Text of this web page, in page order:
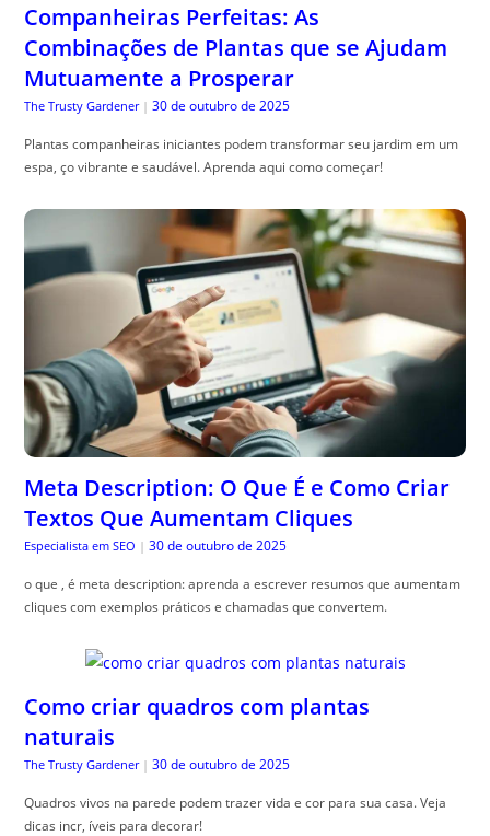
Companheiras Perfeitas: As
Combinações de Plantas que se Ajudam
Mutuamente a Prosperar
The Trusty Gardener | 30 de outubro de 2025
Plantas companheiras iniciantes podem transformar seu jardim em um
espa, ço vibrante e saudável. Aprenda aqui como começar!
Meta Description: O Que É e Como Criar
Textos Que Aumentam Cliques
Especialista em SEO | 30 de outubro de 2025
o que , é meta description: aprenda a escrever resumos que aumentam
cliques com exemplos práticos e chamadas que convertem.
Como criar quadros com plantas
naturais
The Trusty Gardener | 30 de outubro de 2025
Quadros vivos na parede podem trazer vida e cor para sua casa. Veja
dicas incr, íveis para decorar!